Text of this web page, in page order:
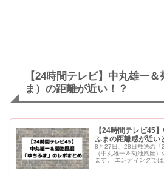
【24時間テレビ】中丸雄一
ま）の距離が近い！？
【24時間テレビ45
ふまの距離感が近い
8月27日、28日放送の「
（中丸雄一＆菊池風磨
ます。 エンディングでは肩組みで歌う姿まで見れました。